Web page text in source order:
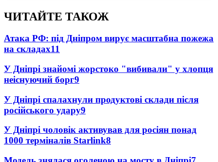
ЧИТАЙТЕ ТАКОЖ
Атака РФ: під Дніпром вирує масштабна пожежа
на складах11
У Дніпрі знайомі жорстоко "вибивали" у хлопця
неіснуючий борг9
У Дніпрі спалахнули продуктові склади після
російського удару9
У Дніпрі чоловік активував для росіян понад
1000 терміналів Starlink8